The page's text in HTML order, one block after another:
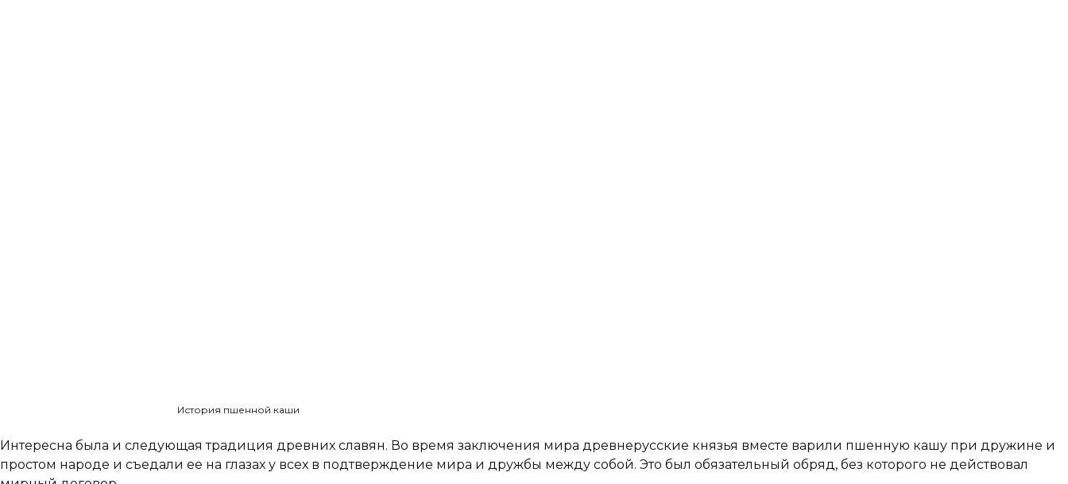
История пшенной каши
Интересна была и следующая традиция древних славян. Во время заключения мира древнерусские князья вместе варили пшенную кашу при дружине и
простом народе и съедали ее на глазах у всех в подтверждение мира и дружбы между собой. Это был обязательный обряд, без которого не действовал